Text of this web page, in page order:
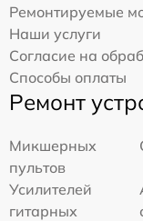
Ремонтируемые
Наши услуги
Согласие на
Способы оплаты
Ремонт
Микшерных
пультов
Усилителей
гитарных